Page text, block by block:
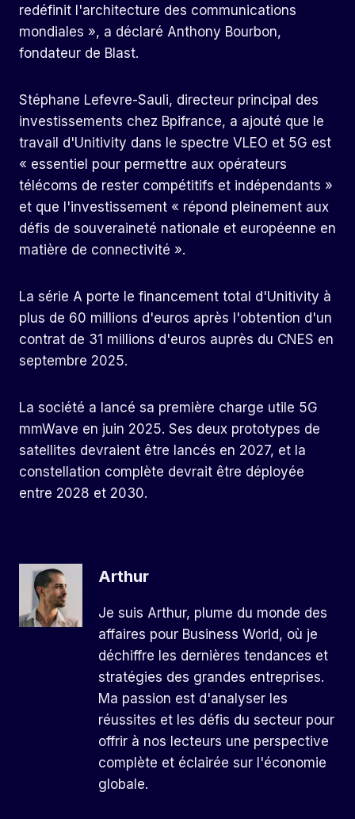
redéfinit l'architecture des communications
mondiales », a déclaré Anthony Bourbon,
fondateur de Blast.
Stéphane Lefevre-Sauli, directeur principal des
investissements chez Bpifrance, a ajouté que le
travail d'Unitivity dans le spectre VLEO et 5G est
« essentiel pour permettre aux opérateurs
télécoms de rester compétitifs et indépendants »
et que l'investissement « répond pleinement aux
défis de souveraineté nationale et européenne en
matière de connectivité ».
La série A porte le financement total d'Unitivity à
plus de 60 millions d'euros après l'obtention d'un
contrat de 31 millions d'euros auprès du CNES en
septembre 2025.
La société a lancé sa première charge utile 5G
mmWave en juin 2025. Ses deux prototypes de
satellites devraient être lancés en 2027, et la
constellation complète devrait être déployée
entre 2028 et 2030.
Arthur
Je suis Arthur, plume du monde des
affaires pour Business World, où je
déchiffre les dernières tendances et
stratégies des grandes entreprises.
Ma passion est d'analyser les
réussites et les défis du secteur pour
offrir à nos lecteurs une perspective
complète et éclairée sur l'économie
globale.